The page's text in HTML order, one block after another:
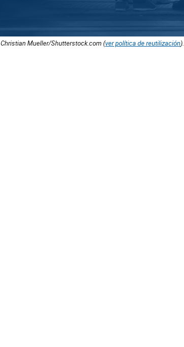
Christian Mueller/Shutterstock.com (ver política de reutilización).